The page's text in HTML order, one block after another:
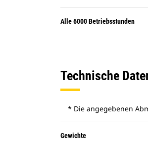
Alle 6000 Betriebsstunden
Technische
* Die angegebenen
Gewichte